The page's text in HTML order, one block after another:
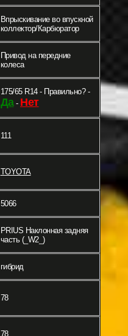
Впрыскивание во впускной
коллектор/Карбюратор
Привод на передние
колеса
175/65 R14 - Правильно? -
Да- Нет
111
TOYOTA
5066
PRIUS Наклонная задняя
часть (_W2_)
гибрид
78
78